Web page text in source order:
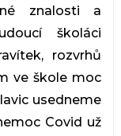
znalosti a
školáci
rozvrhů
ve škole moc
usedneme
Covid už